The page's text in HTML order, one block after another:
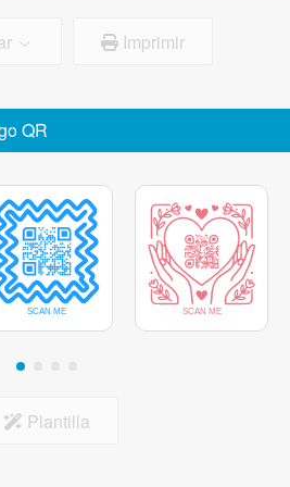
detrás del logotipo
Imprimir
QR
Plantilla